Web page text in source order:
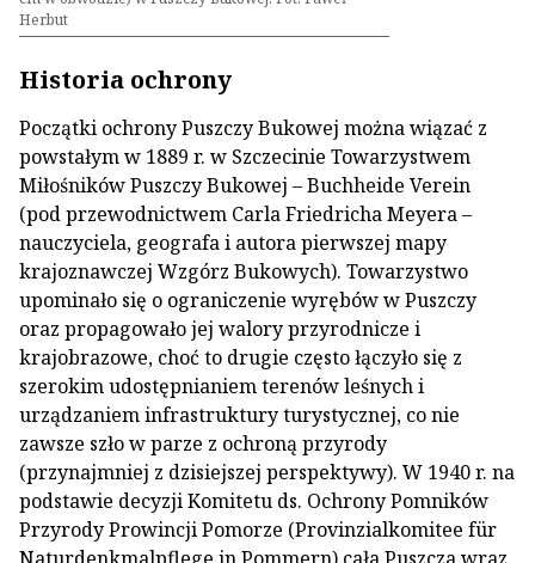
Herbut
Historia ochrony
Początki ochrony Puszczy Bukowej można wiązać z
powstałym w 1889 r. w Szczecinie Towarzystwem
Miłośników Puszczy Bukowej – Buchheide Verein
(pod przewodnictwem Carla Friedricha Meyera –
nauczyciela, geografa i autora pierwszej mapy
krajoznawczej Wzgórz Bukowych). Towarzystwo
upominało się o ograniczenie wyrębów w Puszczy
oraz propagowało jej walory przyrodnicze i
krajobrazowe, choć to drugie często łączyło się z
szerokim udostępnianiem terenów leśnych i
urządzaniem infrastruktury turystycznej, co nie
zawsze szło w parze z ochroną przyrody
(przynajmniej z dzisiejszej perspektywy). W 1940 r. na
podstawie decyzji Komitetu ds. Ochrony Pomników
Przyrody Prowincji Pomorze (Provinzialkomitee für